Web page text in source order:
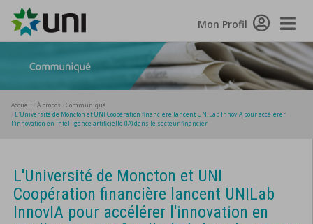
Toggle
Mon Profil
Accueil À propos
Communiqué
L'Université de Moncton et UNI Coopération financière lancent UNILab InnovIA pour accélérer
l'innovation en intelligence artificielle (IA) dans le secteur financier
L'Université de Moncton et UNI
Coopération financière lancent UNILab
InnovIA pour accélérer l'innovation en